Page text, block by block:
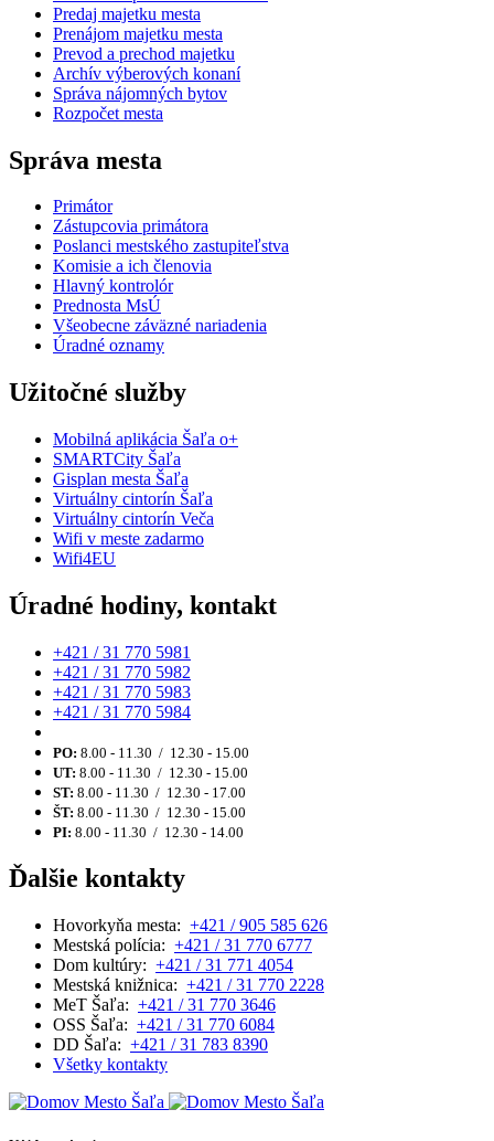
Predaj majetku mesta
Prenájom majetku mesta
Prevod a prechod majetku
Archív výberových konaní
Správa nájomných bytov
Rozpočet mesta
Správa mesta
Primátor
Zástupcovia primátora
Poslanci mestského zastupiteľstva
Komisie a ich členovia
Hlavný kontrolór
Prednosta MsÚ
Všeobecne záväzné nariadenia
Úradné oznamy
Užitočné služby
Mobilná aplikácia Šaľa o+
SMARTCity Šaľa
Gisplan mesta Šaľa
Virtuálny cintorín Šaľa
Virtuálny cintorín Veča
Wifi v meste zadarmo
Wifi4EU
Úradné hodiny, kontakt
+421 / 31 770 5981
+421 / 31 770 5982
+421 / 31 770 5983
+421 / 31 770 5984
PO: 8.00 - 11.30 / 12.30 - 15.00
UT: 8.00 - 11.30 / 12.30 - 15.00
ST: 8.00 - 11.30 / 12.30 - 17.00
ŠT: 8.00 - 11.30 / 12.30 - 15.00
PI: 8.00 - 11.30 / 12.30 - 14.00
Ďalšie kontakty
Hovorkyňa mesta: +421 / 905 585 626
Mestská polícia: +421 / 31 770 6777
Dom kultúry: +421 / 31 771 4054
Mestská knižnica: +421 / 31 770 2228
MeT Šaľa: +421 / 31 770 3646
OSS Šaľa: +421 / 31 770 6084
DD Šaľa: +421 / 31 783 8390
Všetky kontakty